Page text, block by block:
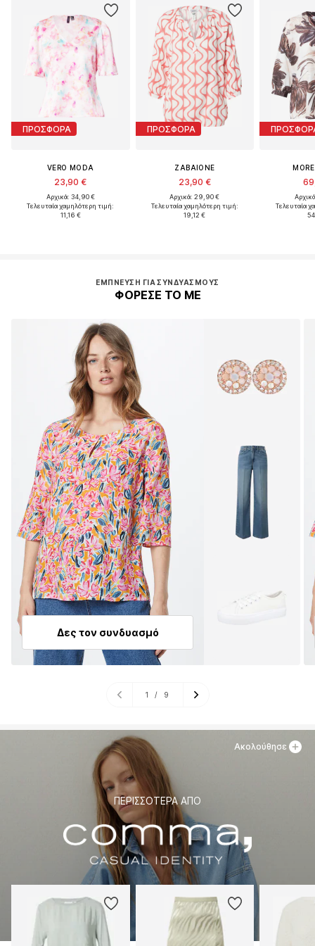
ΠΡΟΣΦΟΡΑ
VERO MODA
23,90 €
Αρχικά: 34,90 €
Τελευταία χαμηλότερη τιμή:
11,16 €
ΠΡΟΣΦΟΡΑ
ZABAIONE
23,90 €
Αρχικά: 29,90 €
Τελευταία χαμηλότερη τιμή:
19,12 €
Τελευταία
ΈΜΠΝΕΥΣΗ ΓΙΑ ΣΥΝΔΥΑΣΜΟΎΣ
ΦΟΡΕΣΕ ΤΟ ΜΕ
Δες τον συνδυασμό
1 / 9
ΠΕΡΙΣΣΌΤΕΡΑ ΑΠΌ
Ακολούθησε